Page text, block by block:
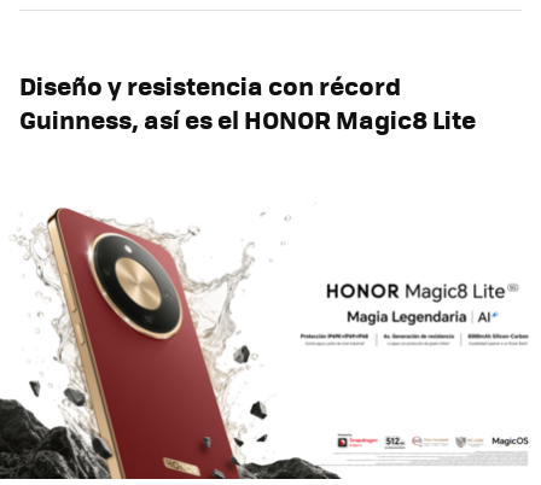
Diseño y resistencia con récord
Guinness, así es el HONOR Magic8 Lite